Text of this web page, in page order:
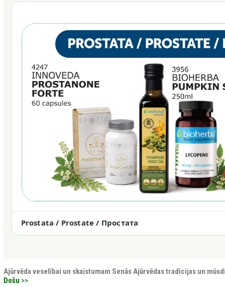
Prostata / Prostate / Простата
Ajūrvēda veselībai un skaistumam Senās Ajūrvēdas tradīcijas un
Došu >>